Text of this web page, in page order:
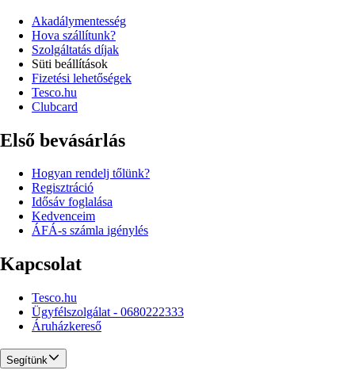
Akadálymentesség
Hova szállítunk?
Szolgáltatás díjak
Süti beállítások
Fizetési lehetőségek
Tesco.hu
Clubcard
Első bevásárlás
Hogyan rendelj tőlünk?
Regisztráció
Idősáv foglalása
Kedvenceim
ÁFÁ-s számla igénylés
Kapcsolat
Tesco.hu
Ügyfélszolgálat - 0680222333
Áruházkereső
Segítünk